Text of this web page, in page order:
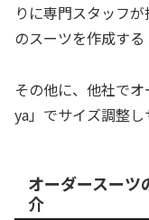
りに専門スタッフ
のスーツを作成する
その他に、他社で
ya」でサイズ調整し
オーダースーツ
介